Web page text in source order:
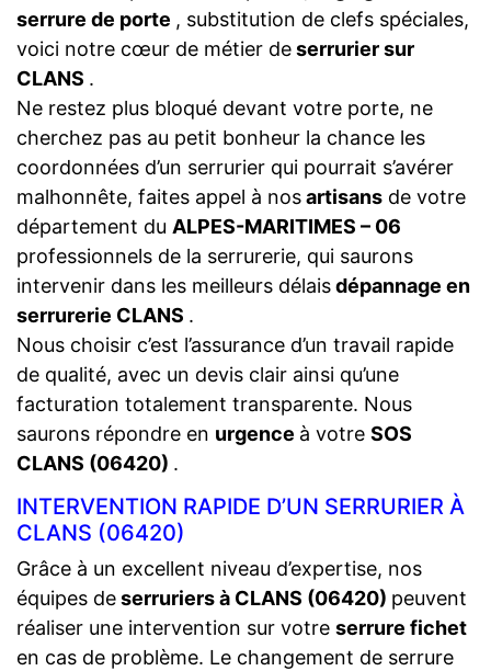
serrure de porte , substitution de clefs spéciales,
voici notre cœur de métier deserrurier sur
CLANS .
Ne restez plus bloqué devant votre porte, ne
cherchez pas au petit bonheur la chance les
coordonnées d’un serrurier qui pourrait s’avérer
malhonnête, faites appel à nosartisans de votre
département du ALPES-MARITIMES – 06
professionnels de la serrurerie, qui saurons
intervenir dans les meilleurs délaisdépannage en
serrurerie CLANS .
Nous choisir c’est l’assurance d’un travail rapide
de qualité, avec un devis clair ainsi qu’une
facturation totalement transparente. Nous
saurons répondre en urgence à votre SOS
CLANS (06420) .
INTERVENTION RAPIDE D’UN SERRURIER À
CLANS (06420)
Grâce à un excellent niveau d’expertise, nos
équipes deserruriers à CLANS (06420) peuvent
réaliser une intervention sur votre serrure fichet
en cas de problème. Le changement de serrure